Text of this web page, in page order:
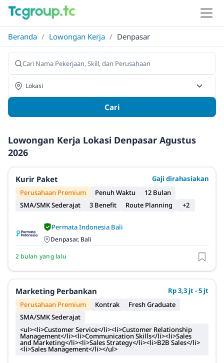
Beranda / Lowongan Kerja / Denpasar
Cari
Lowongan Kerja Lokasi Denpasar Agustus
2026
Kurir Paket
Gaji dirahasiakan
Perusahaan Premium
Penuh Waktu
12 Bulan
SMA/SMK Sederajat
3 Benefit Route Planning +2
Permata Indonesia Bali
Denpasar, Bali
2 bulan yang lalu
Marketing Perbankan
Rp 3,3 jt - 5 jt
Perusahaan Premium
Kontrak
Fresh Graduate
SMA/SMK Sederajat
<ul><li>Customer Service</li><li>Customer Relationship
Management</li><li>Communication Skills</li><li>Sales
and Marketing</li><li>Sales Strategy</li><li>B2B Sales</li>
<li>Sales Management</li></ul>